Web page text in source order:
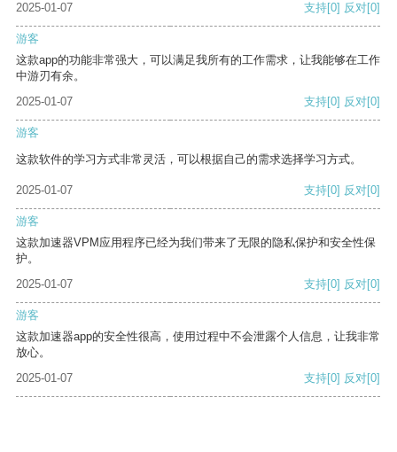
2025-01-07
支持[0] 反对[0]
游客
这款app的功能非常强大，可以满足我所有的工作需求，让我能够在工作
中游刃有余。
2025-01-07
支持[0] 反对[0]
游客
这款软件的学习方式非常灵活，可以根据自己的需求选择学习方式。
2025-01-07 支持[0] 反对[0]
游客
这款加速器VPM应用程序已经为我们带来了无限的隐私保护和安全性保
护。
2025-01-07
支持[0] 反对[0]
游客
这款加速器app的安全性很高，使用过程中不会泄露个人信息，让我非常
放心。
2025-01-07
支持[0] 反对[0]